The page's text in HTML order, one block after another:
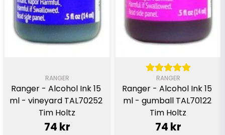
RANGER
Ranger - Alcohol Ink 15
ml - vineyard TAL70252
Tim Holtz
74 kr
RANGER
Ranger - Alcohol Ink 15
ml - gumball TAL70122
Tim Holtz
74 kr